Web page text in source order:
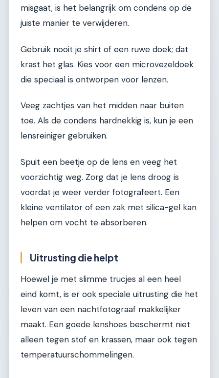
misgaat, is het belangrijk om condens op de
juiste manier te verwijderen.
Gebruik nooit je shirt of een ruwe doek; dat
krast het glas. Kies voor een microvezeldoek
die speciaal is ontworpen voor lenzen.
Veeg zachtjes van het midden naar buiten
toe. Als de condens hardnekkig is, kun je een
lensreiniger gebruiken.
Spuit een beetje op de lens en veeg het
voorzichtig weg. Zorg dat je lens droog is
voordat je weer verder fotografeert. Een
kleine ventilator of een zak met silica-gel kan
helpen om vocht te absorberen.
Uitrusting die helpt
Hoewel je met slimme trucjes al een heel
eind komt, is er ook speciale uitrusting die het
leven van een nachtfotograaf makkelijker
maakt. Een goede lenshoes beschermt niet
alleen tegen stof en krassen, maar ook tegen
temperatuurschommelingen.